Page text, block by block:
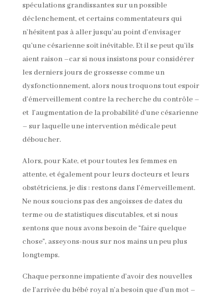
spéculations grandissantes sur un possible
déclenchement, et certains commentateurs qui
n’hésitent pas à aller jusqu’au point d’envisager
qu’une césarienne soit inévitable. Et il se peut qu’ils
aient raison –car si nous insistons pour considérer
les derniers jours de grossesse comme un
dysfonctionnement, alors nous troquons tout espoir
d’émerveillement contre la recherche du contrôle –
et l’augmentation de la probabilité d’une césarienne
– sur laquelle une intervention médicale peut
déboucher.
Alors, pour Kate, et pour toutes les femmes en
attente, et également pour leurs docteurs et leurs
obstétriciens, je dis : restons dans l’émerveillement.
Ne nous soucions pas des angoisses de dates du
terme ou de statistiques discutables, et si nous
sentons que nous avons besoin de “faire quelque
chose”, asseyons-nous sur nos mains un peu plus
longtemps.
Chaque personne impatiente d’avoir des nouvelles
de l’arrivée du bébé royal n’a besoin que d’un mot –